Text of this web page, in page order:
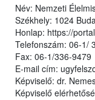
Név: Nemzeti
Székhely: 1024
Honlap: https://
Telefonszám: 06-1/
Fax: 06-1/336-9479
E-mail cím:
Képviselő: dr.
Képviselő